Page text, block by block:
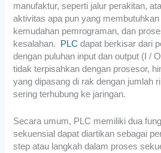
manufaktur, seperti jalur perakitan,
aktivitas apa pun yang membutuhkan
kemudahan pemrograman, dan
kesalahan. PLC dapat berkisar dari
dengan puluhan input dan output (I /
tidak terpisahkan dengan prosesor,
yang dipasang di rak dengan jumlah
sering terhubung ke jaringan.
Secara umum, PLC memiliki dua
sekuensial dapat diartikan sebagai
step atau langkah dalam proses